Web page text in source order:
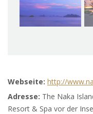
Webseite: http://
Adresse: The Naka
Resort & Spa vor der